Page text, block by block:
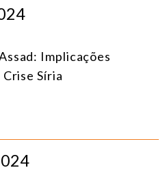
Implicações
Síria